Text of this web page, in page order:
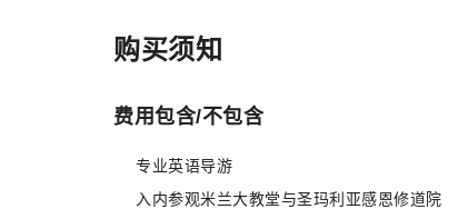
购买须知
费用包含/不包含
专业英语导游
入内参观米兰大教堂与圣玛利亚感恩修道院